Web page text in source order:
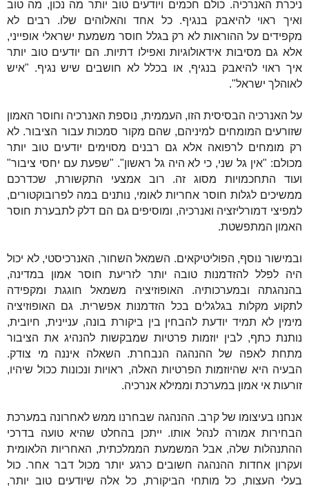
ניכרת האנרכיה. כולם חכמים ויודעים טוב יותר מה נכון, מה טוב
ואיך ראוי להיאבק בנגיף. כל אחד והאלוהים שלו. רבים לא
מקפידים על ההוראות לא רק בגלל חוסר משמעת ישראלי אופייני,
אלא גם מסיבות אידאולוגיות ואפילו דתיות. הם יודעים טוב יותר
איך ראוי להיאבק בנגיף, או בכלל לא חושבים שיש נגיף. "איש
לאוהלך ישראל".
על האנרכיה הבסיסית הזו, העממית, נוספת האנרכיה וחוסר האמון
שזורעים המומחים למיניהם, שהם מקור סמכות עבור הציבור. לא
רק מומחים לרפואה אלא גם רבנים מסוימים יודעים טוב יותר
מכולם: "אין גל שני, כי לא היה גל ראשון". "שפעת עם יחסי ציבור"
ועוד התחכמויות מסוג זה. רוב אמצעי התקשורת, שכדרכם
ממשיכים לגלות חוסר אחריות לאומי, נותנים במה לפרובוקטורים,
למפיצי דמורליזציה ואנרכיה, ומוסיפים גם הם דלק לתבערת חוסר
האמון המתפשטת.
ובמישור נוסף, הפוליטיקאים. השמאל השחור, האנרכיסטי, לא יכול
היה לפלל להזדמנות טובה יותר לזריעת חוסר אמון במדינה,
בהנהגתה ובמערכותיה. האופוזיציה משמאל חוגגת ומקפידה
לתקוע מקלות בגלגלים בכל הזדמנות אפשרית. גם האופוזיציה
מימין לא תמיד יודעת להבחין בין ביקורת בונה, עניינית, חיובית,
נותנת כתף, לבין יוזמות פרטיות שמבקשות להנהיג את הציבור
מתחת לאפה של ההנהגה הנבחרת. השאלה איננה מי צודק.
הבעיה היא שהיוזמות הפרטיות האלה, ראויות ונכונות ככול שיהיו,
זורעות אי אמון במערכת וממילא אנרכיה.
אנחנו בעיצומו של קרב. ההנהגה שבחרנו ממש לאחרונה במערכת
הבחירות אמורה לנהל אותו. ייתכן בהחלט שהיא טועה בדרכי
ההתנהלות שלה, אבל המשמעת הממלכתית, האחריות הלאומית
ועקרון אחדות ההנהגה חשובים כרגע יותר מכול דבר אחר. כול
בעלי העצות, כל מותחי הביקורת, כל אלה שיודעים טוב יותר,